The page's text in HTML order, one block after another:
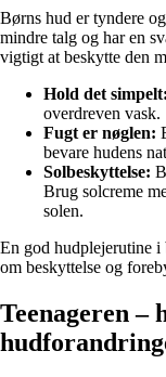
Børns hud er tyndere
mindre talg og har en
vigtigt at beskytte den
Hold det simpelt:
overdreven vask.
Fugt er nøglen:
bevare hudens
Solbeskyttelse:
Brug solcreme
solen.
En god hudplejerutine i
om beskyttelse og
Teenageren –